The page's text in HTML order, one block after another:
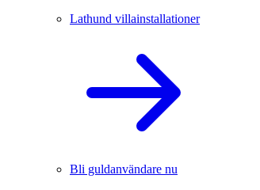
Lathund villainstallationer
Bli guldanvändare nu